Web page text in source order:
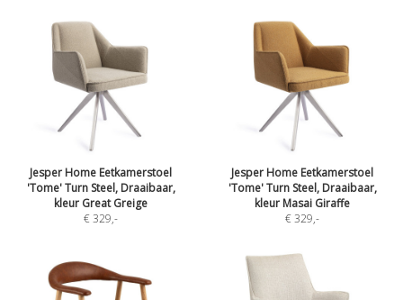
Jesper Home Eetkamerstoel
'Tome' Turn Steel, Draaibaar,
kleur Great Greige
€ 329,-
Jesper Home Eetkamerstoel
'Tome' Turn Steel, Draaibaar,
kleur Masai Giraffe
€ 329,-